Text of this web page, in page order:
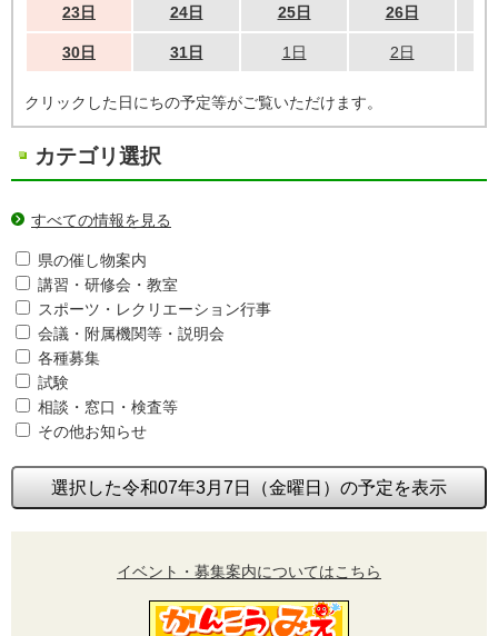
23日 24日 25日 26日
30日 31日 1日 2日
クリックした日にちの予定等がご覧いただけます。
カテゴリ選択
すべての情報を見る
県の催し物案内
講習・研修会・教室
スポーツ・レクリエーション行事
会議・附属機関等・説明会
各種募集
試験
相談・窓口・検査等
その他お知らせ
選択した令和07年3月7日（金曜日）の予定を表示
イベント・募集案内についてはこちら